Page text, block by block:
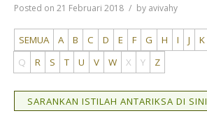
Posted on 21 Februari 2018 by avivahy
SEMUA A B C D E F G H I J K
Q
R S T U V W X Y Z
SARANKAN ISTILAH ANTARIKSA DI SINI